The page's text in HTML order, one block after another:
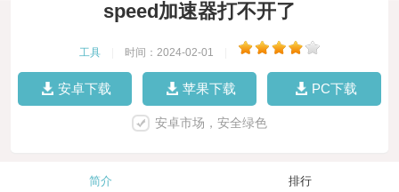
speed加速器打不开了
工具 时间：2024-02-01
安卓下载 苹果下载 PC下载
安卓市场，安全绿色
简介 排行